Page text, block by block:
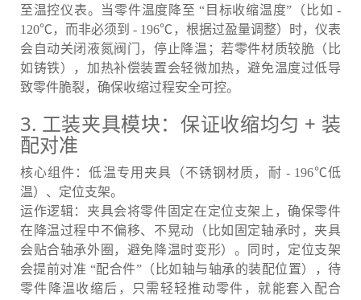
至温控仪表。当零件温度降至 “目标收缩温度”（比如 -
120℃，而非必须到 - 196℃，根据过盈量调整）时，仪表
会自动关闭液氮阀门，停止降温；若零件材质较脆（比
如铸铁），加热补偿装置会轻微加热，避免温度过低导
致零件脆裂，确保收缩过程安全可控。
3. 工装夹具模块：保证收缩均匀 + 装
配对准
核心组件：低温专用夹具（不锈钢材质，耐 - 196℃低
温）、定位支架。
运作逻辑：夹具会将零件固定在定位支架上，确保零件
在降温过程中不偏移、不晃动（比如固定轴承时，夹具
会贴合轴承外圈，避免降温时变形）。同时，定位支架
会提前对准 “配合件”（比如轴与轴承的装配位置），待
零件降温收缩后，只需轻轻推动零件，就能套入配合